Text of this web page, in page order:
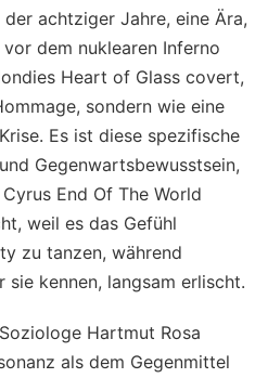
der achtziger Jahre, eine Ära,
dem nuklearen Inferno
Heart of Glass covert,
sondern wie eine
Es ist diese spezifische
Gegenwartsbewusstsein,
End Of The World
weil es das Gefühl
zu tanzen, während
kennen, langsam erlischt.
Hartmut Rosa
als dem Gegenmittel